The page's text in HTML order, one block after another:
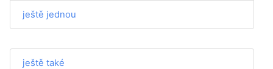
ještě jednou
ještě také